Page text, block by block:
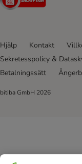
Hjälp Kontakt
Sekretesspolicy &
Betalningssätt
bitiba GmbH 2026